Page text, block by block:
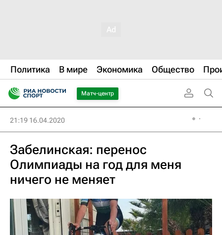
Политика В мире Экономика Общество
Матч-центр
21:19 16.04.2020
Забелинская: перенос
Олимпиады на год для меня
ничего не меняет